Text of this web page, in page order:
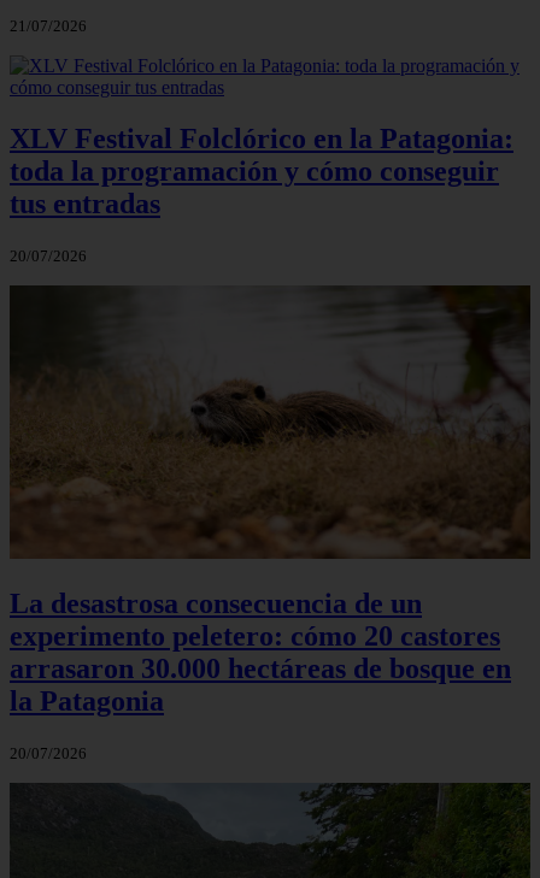
21/07/2026
XLV Festival Folclórico en la Patagonia:
toda la programación y cómo conseguir
tus entradas
20/07/2026
La desastrosa consecuencia de un
experimento peletero: cómo 20 castores
arrasaron 30.000 hectáreas de bosque en
la Patagonia
20/07/2026